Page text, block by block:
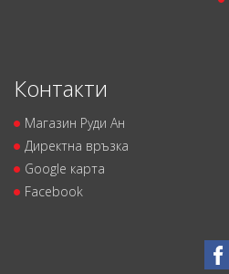
Контакти
Магазин Руди Ан
Директна връзка
Google карта
Facebook